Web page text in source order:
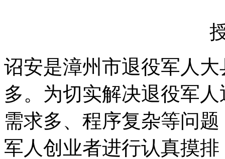
诏安是漳州市退役军人
多。为切实解决退役军
需求多、程序复杂等问
军人创业者进行认真摸